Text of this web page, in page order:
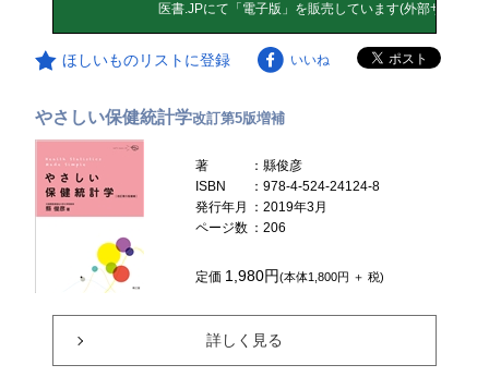
ほしいものリストに登録 いいね
やさしい保健統計学改訂第5版増補
著
：縣俊彦
ISBN
：978-4-524-24124-8
発行年月
：2019年3月
ページ数 ：206
定価 1,980円(本体1,800円 ＋ 税)
詳しく見る